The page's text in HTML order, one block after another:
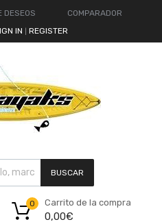
DESEOS
COMPARADOR
IN REGISTER
BUSCAR
Carrito de la compra
0,00€
0